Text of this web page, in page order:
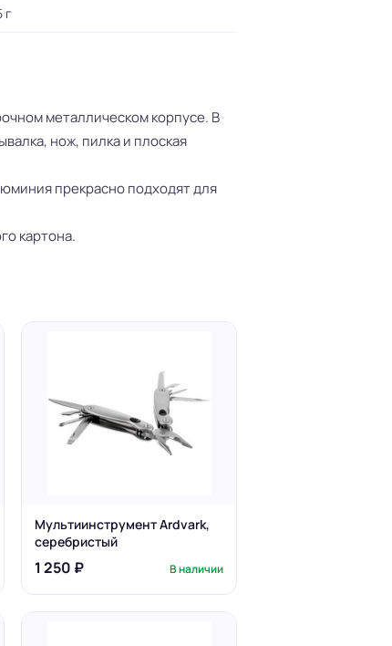
г
металлическом корпусе. В
нож, пилка и плоская
прекрасно подходят для
картона.
Мультиинструмент Ardvark,
серебристый
1 250 ₽ В наличии